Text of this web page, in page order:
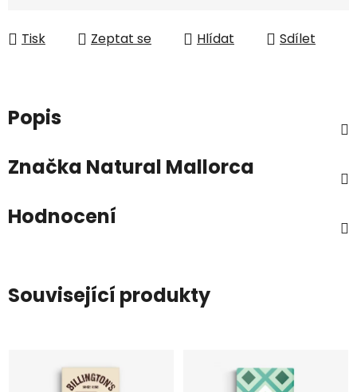
Tisk
Zeptat se Hlídat Sdílet
Popis
Značka Natural Mallorca
Hodnocení
Související produkty